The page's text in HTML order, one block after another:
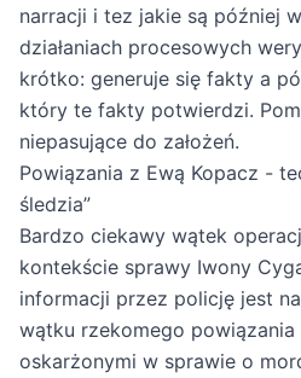
narracji i tez jakie są później
działaniach procesowych
krótko: generuje się fakty a
który te fakty potwierdzi.
niepasujące do założeń.
Powiązania z Ewą Kopacz -
śledzia”
Bardzo ciekawy wątek
kontekście sprawy Iwony
informacji przez policję jest
wątku rzekomego powiązania
oskarżonymi w sprawie o